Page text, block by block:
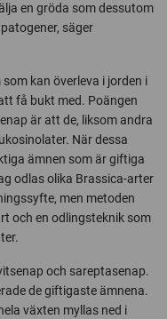
en gröda som dessutom
säger
kan överleva i jorden i
få bukt med. Poängen
är att de, liksom andra
När dessa
ämnen som är giftiga
odlas olika Brassica-arter
men metoden
och en odlingsteknik som
och sareptasenap.
de giftigaste ämnena.
växten myllas ned i